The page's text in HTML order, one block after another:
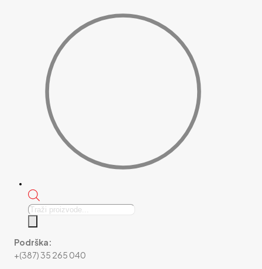
Products
Podrška:
+(387) 35 265 040